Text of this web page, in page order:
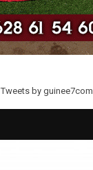
Tweets by guinee7com